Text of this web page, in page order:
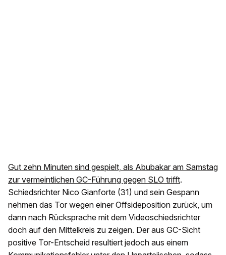
Gut zehn Minuten sind gespielt, als Abubakar am Samstag
zur vermeintlichen GC-Führung gegen SLO trifft.
Schiedsrichter Nico Gianforte (31) und sein Gespann
nehmen das Tor wegen einer Offsideposition zurück, um
dann nach Rücksprache mit dem Videoschiedsrichter
doch auf den Mittelkreis zu zeigen. Der aus GC-Sicht
positive Tor-Entscheid resultiert jedoch aus einem